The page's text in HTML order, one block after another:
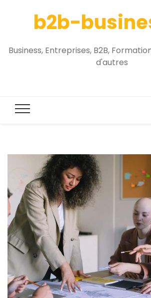
b2b-
Business, Entreprises, B2B,
d'autres